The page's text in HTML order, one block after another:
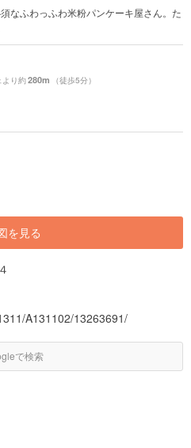
なふわっふわ米粉パンケーキ屋さん。た
より約280m （徒歩5分）
を見る
A131102/13263691/
で検索